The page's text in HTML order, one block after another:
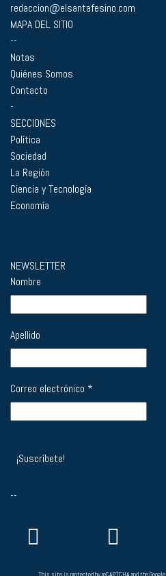
redaccion@elsantafesino.com
MAPA DEL SITIO
--
Notas
Quiénes Somos
Contacto
-
SECCIONES
Política
Sociedad
La Región
Ciencia y Tecnología
Economía
NEWSLETTER
Nombre
Apellido
Correo electrónico *
--